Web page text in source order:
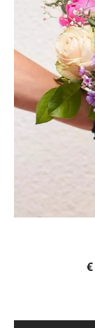
€
Varianten
Optionen
können
auf
der
Produktseite